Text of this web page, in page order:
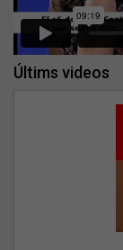
Últims videos